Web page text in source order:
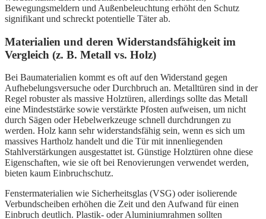
Bewegungsmeldern und Außenbeleuchtung erhöht den Schutz
signifikant und schreckt potentielle Täter ab.
Materialien und deren Widerstandsfähigkeit im
Vergleich (z. B. Metall vs. Holz)
Bei Baumaterialien kommt es oft auf den Widerstand gegen
Aufhebelungsversuche oder Durchbruch an. Metalltüren sind in der
Regel robuster als massive Holztüren, allerdings sollte das Metall
eine Mindeststärke sowie verstärkte Pfosten aufweisen, um nicht
durch Sägen oder Hebelwerkzeuge schnell durchdrungen zu
werden. Holz kann sehr widerstandsfähig sein, wenn es sich um
massives Hartholz handelt und die Tür mit innenliegenden
Stahlverstärkungen ausgestattet ist. Günstige Holztüren ohne diese
Eigenschaften, wie sie oft bei Renovierungen verwendet werden,
bieten kaum Einbruchschutz.
Fenstermaterialien wie Sicherheitsglas (VSG) oder isolierende
Verbundscheiben erhöhen die Zeit und den Aufwand für einen
Einbruch deutlich. Plastik- oder Aluminiumrahmen sollten